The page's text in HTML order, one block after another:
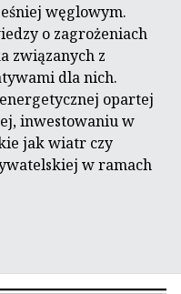
węglowym.
o zagrożeniach
związanych z
dla nich.
opartej
inwestowaniu w
jak wiatr czy
w ramach